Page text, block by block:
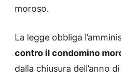
moroso.
La legge obbliga
contro il condomino
dalla chiusura dell’anno